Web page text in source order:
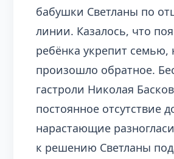
бабушки Светланы по
линии. Казалось, что
ребёнка укрепит семью,
произошло обратное.
гастроли Николая
постоянное отсутствие
нарастающие
к решению Светланы